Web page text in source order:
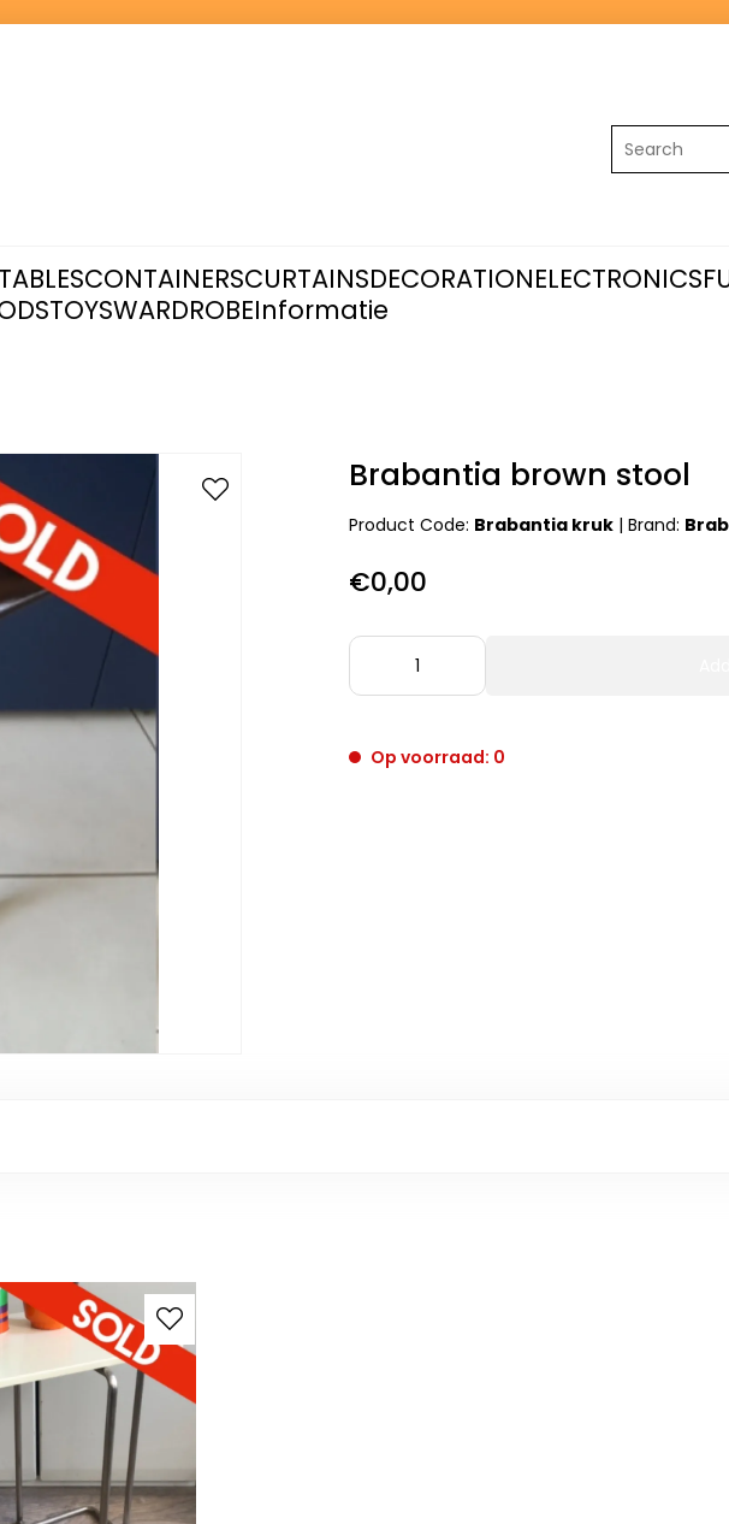
Search
CONTAINERSCURTAINSDECORATIONELECTRONICS
TOYSWARDROBEInformatie
Brabantia brown stool
Product Code: Brabantia kruk |Brand:
€0,00
Op voorraad: 0